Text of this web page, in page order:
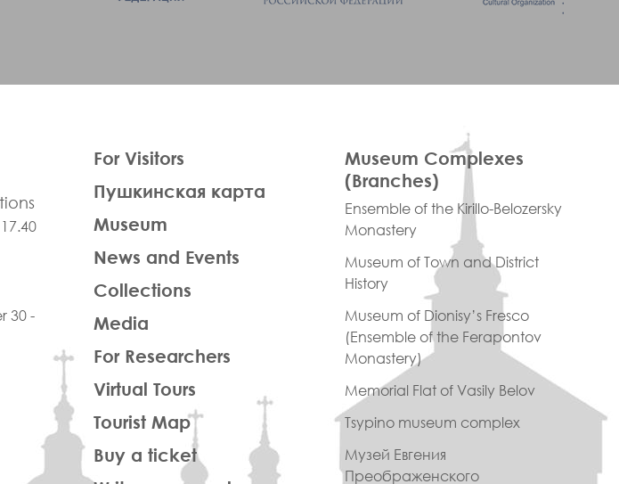
30 -
ЛЕВАЯ
ЧАСТЬ
ФУТЕР
For Visitors
Пушкинская карта
Museum
News and Events
Collections
Media
For Researchers
Virtual Tours
Tourist Map
Buy a ticket
ПРАВОЕ
МЕНЮ
ФУТЕР
Museum Complexes
(Branches)
Ensemble of the Kirillo-Belozersky
Monastery
Museum of Town and District
History
Museum of Dionisy’s Fresco
(Ensemble of the Ferapontov
Monastery)
Memorial Flat of Vasily Belov
Tsypino museum complex
Музей Евгения
Преображенского